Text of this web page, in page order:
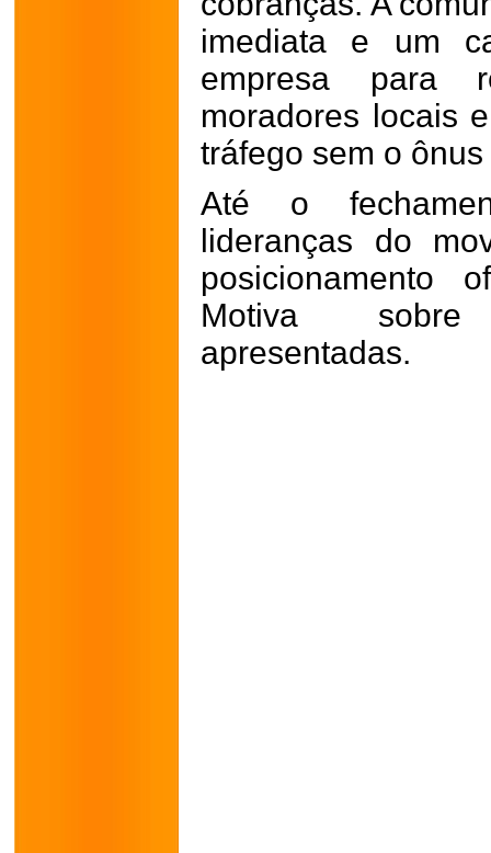
imediata e um
empresa para
moradores locais
tráfego sem o
Até o
lideranças do
posicionamento
Motiva
apresentadas.